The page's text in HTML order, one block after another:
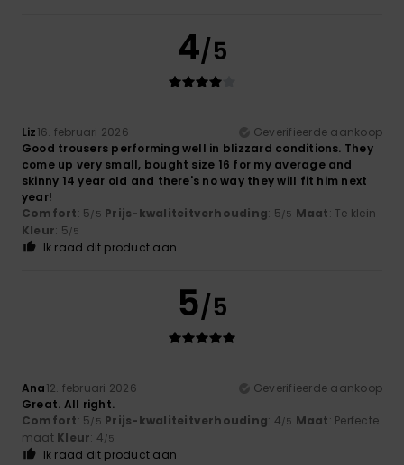
4/5
Liz16. februari 2026
Geverifieerde aankoop
Good trousers performing well in blizzard conditions. They
come up very small, bought size 16 for my average and
skinny 14 year old and there's no way they will fit him next
year!
Comfort: 5/5 Prijs-kwaliteitverhouding: 5/5 Maat: Te klein
Kleur: 5/5
Ik raad dit product aan
5/5
Ana12. februari 2026
Geverifieerde aankoop
Great. All right.
Comfort: 5/5 Prijs-kwaliteitverhouding: 4/5 Maat: Perfecte
maat Kleur: 4/5
Ik raad dit product aan